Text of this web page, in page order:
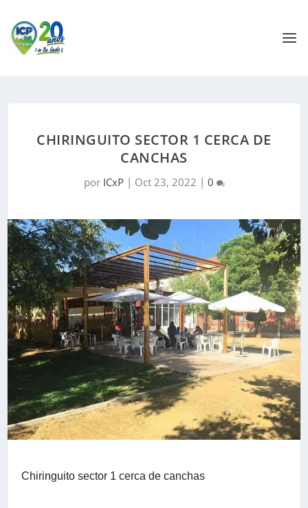
CHIRINGUITO SECTOR 1 CERCA DE
CANCHAS
por ICxP| Oct 23, 2022 | 0
Chiringuito sector 1 cerca de canchas